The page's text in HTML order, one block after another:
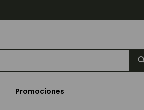
Promociones